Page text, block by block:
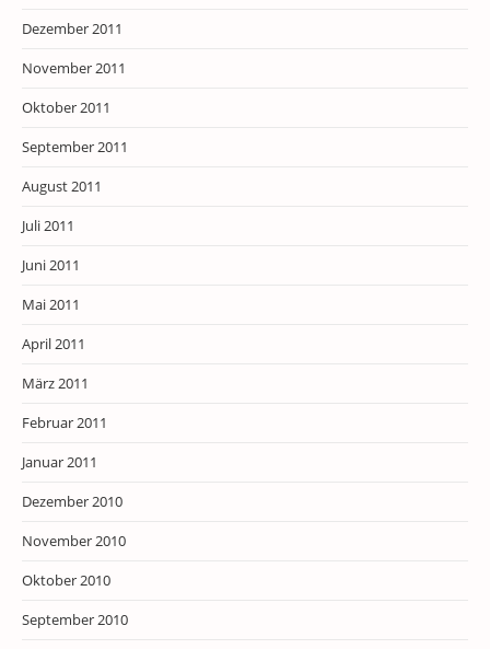
Dezember 2011
November 2011
Oktober 2011
September 2011
August 2011
Juli 2011
Juni 2011
Mai 2011
April 2011
März 2011
Februar 2011
Januar 2011
Dezember 2010
November 2010
Oktober 2010
September 2010